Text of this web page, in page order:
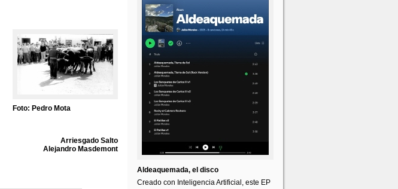
Foto: Pedro Mota
Arriesgado Salto
Alejandro Masdemont
Aldeaquemada, el disco
Creado con Inteligencia Artificial, este EP